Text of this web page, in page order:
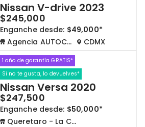
Nissan V-drive 2023
$245,000
Enganche desde: $49,000*
Agencia AUTOCOM
CDMX
1 año de garantía GRATIS*
Si no te gusta, lo devuelves*
Nissan Versa 2020
$247,500
Enganche desde: $50,000*
Queretaro - La Capilla